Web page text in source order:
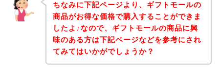
ちなみに下記ページより、ギフトモールの
商品がお得な価格で購入することができま
したよ♪なので、ギフトモールの商品に興
味のある方は下記ページなどを参考にされ
てみてはいかがでしょうか？